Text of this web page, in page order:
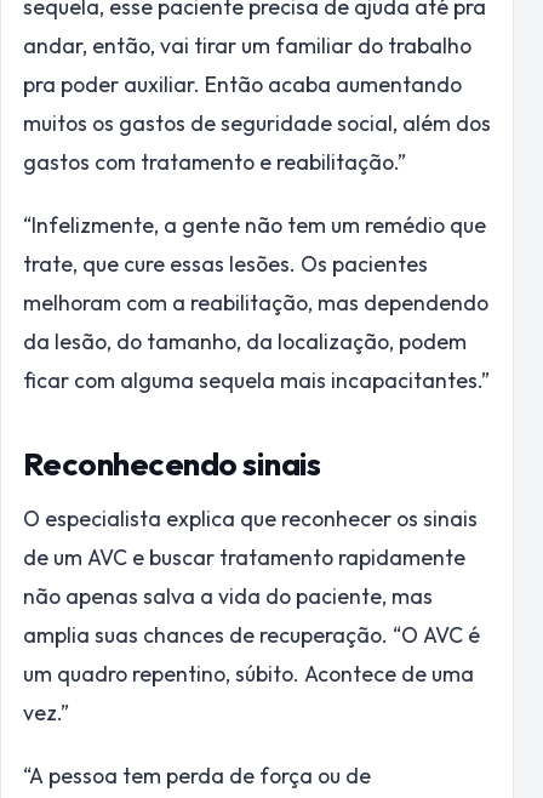
sequela, esse paciente precisa de ajuda até pra
andar, então, vai tirar um familiar do trabalho
pra poder auxiliar. Então acaba aumentando
muitos os gastos de seguridade social, além dos
gastos com tratamento e reabilitação.”
“Infelizmente, a gente não tem um remédio que
trate, que cure essas lesões. Os pacientes
melhoram com a reabilitação, mas dependendo
da lesão, do tamanho, da localização, podem
ficar com alguma sequela mais incapacitantes.”
Reconhecendo sinais
O especialista explica que reconhecer os sinais
de um AVC e buscar tratamento rapidamente
não apenas salva a vida do paciente, mas
amplia suas chances de recuperação. “O AVC é
um quadro repentino, súbito. Acontece de uma
vez.”
“A pessoa tem perda de força ou de